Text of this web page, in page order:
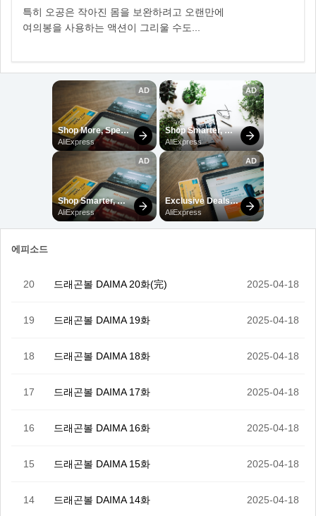
특히 오공은 작아진 몸을 보완하려고 오랜만에
여의봉을 사용하는 액션이 그리울 수도...
에피소드
20 드래곤볼 DAIMA 20화(完) 2025-04-18
19 드래곤볼 DAIMA 19화 2025-04-18
18 드래곤볼 DAIMA 18화 2025-04-18
17 드래곤볼 DAIMA 17화 2025-04-18
16 드래곤볼 DAIMA 16화 2025-04-18
15 드래곤볼 DAIMA 15화 2025-04-18
14 드래곤볼 DAIMA 14화 2025-04-18